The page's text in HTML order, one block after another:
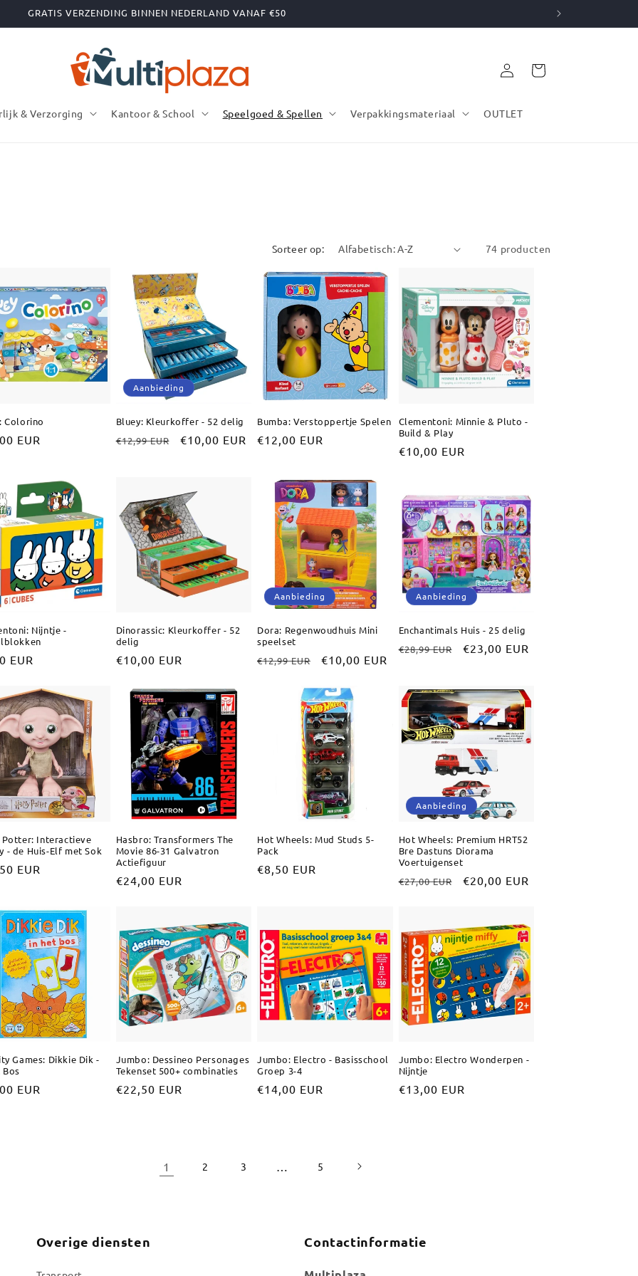
BESTELLING BINNEN 2 WERKDAGEN IN HUIS
& Verzorging Kantoor & School Speelgoed & Spellen Verpakkingsmateriaal OUTLET
Inloggen
Winkelwagen
Sorteer op: 74 producten
Colorino
EUR
Aanbieding
Bluey: Kleurkoffer - 52 delig
Normale
€12,99 EUR Aanbiedingsprijs
€10,00 EUR
Bumba: Verstoppertje Spelen
Normale
€12,00 EUR
Clementoni: Minnie & Pluto -
Build & Play
Normale
€10,00 EUR
Nijntje -
EUR
Dinorassic: Kleurkoffer - 52
delig
Normale
€10,00 EUR
Aanbieding
Dora: Regenwoudhuis Mini
speelset
Normale
€12,99 EUR Aanbiedingsprijs
€10,00 EUR
Aanbieding
Enchantimals Huis - 25 delig
Normale
€28,99 EUR Aanbiedingsprijs
€23,00 EUR
Potter: Interactieve
- de Huis-Elf met Sok
EUR
Hasbro: Transformers The
Movie 86-31 Galvatron
Actiefiguur
Normale
€24,00 EUR
Hot Wheels: Mud Studs 5-
Pack
Normale
€8,50 EUR
Aanbieding
Hot Wheels: Premium HRT52
Bre Dastuns Diorama
Voertuigenset
Normale
€27,00 EUR Aanbiedingsprijs
€20,00 EUR
Games: Dikkie Dik -
Bos
EUR
Jumbo: Dessineo Personages
Tekenset 500+ combinaties
Normale
€22,50 EUR
Jumbo: Electro - Basisschool
Groep 3-4
Normale
€14,00 EUR
Jumbo: Electro Wonderpen -
Nijntje
Normale
€13,00 EUR
1 2 3 … 5
Overige diensten Contactinformatie